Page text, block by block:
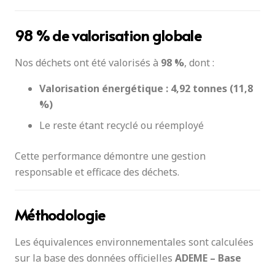
98 % de valorisation globale
Nos déchets ont été valorisés à 98 %, dont :
Valorisation énergétique : 4,92 tonnes (11,8
%)
Le reste étant recyclé ou réemployé
Cette performance démontre une gestion
responsable et efficace des déchets.
Méthodologie
Les équivalences environnementales sont calculées
sur la base des données officielles ADEME – Base